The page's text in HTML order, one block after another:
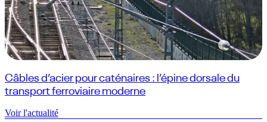
Câbles d’acier pour caténaires : l’épine dorsale du
transport ferroviaire moderne
Voir l'actualité